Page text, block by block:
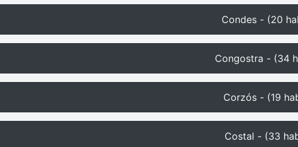
Condes - (20
Congostra - (34
Corzós - (19
Costal - (33